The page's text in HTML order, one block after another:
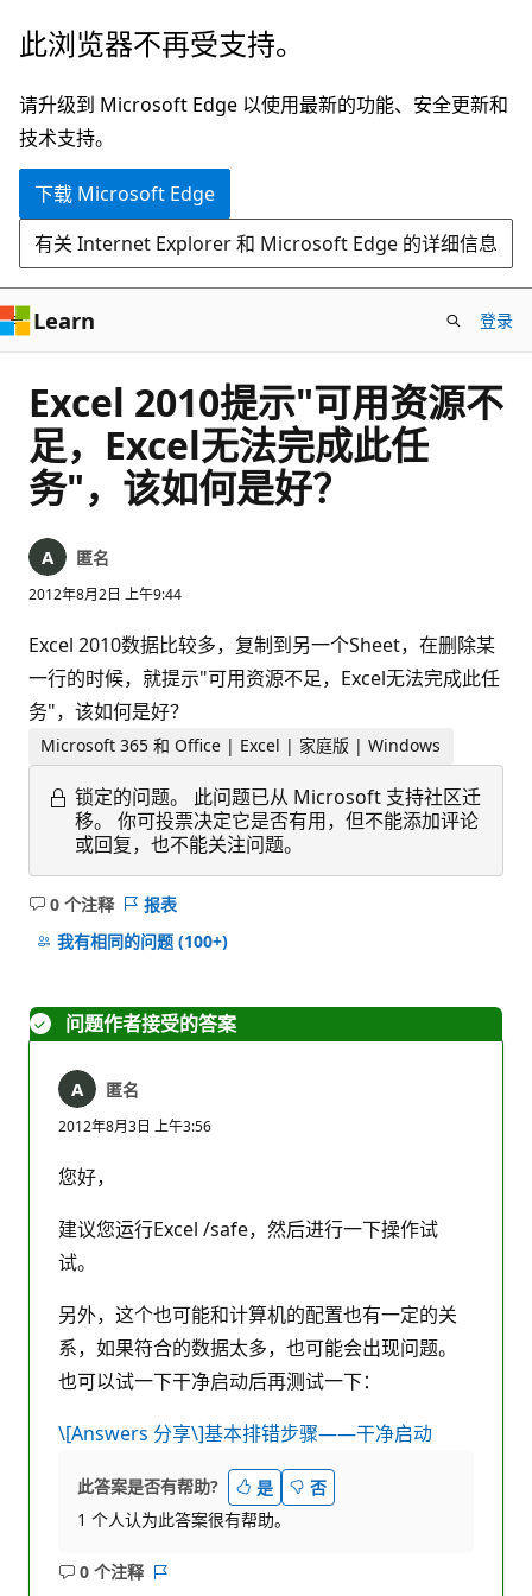
跳
主
要
内
此浏览器不再受支持。
请升级到 Microsoft Edge 以使用最新的功能、安全更新和
技术支持。
下载 Microsoft Edge
有关 Internet Explorer 和 Microsoft Edge 的详细信息
Learn 登录
Excel 2010提示"可用资源不
足，Excel无法完成此任
务"，该如何是好？
匿名
2012年8月2日 上午9:44
Excel 2010数据比较多，复制到另一个Sheet，在删除某
一行的时候，就提示"可用资源不足，Excel无法完成此任
务"，该如何是好？
Microsoft 365 和 Office | Excel | 家庭版 | Windows
锁定的问题。
此问题已从 Microsoft 支持社区迁
移。 你可投票决定它是否有用，但不能添加评论
或回复，也不能关注问题。
0 个注释
无
注
报表
我有相同的问题 (100+)
问题作者接受的答案
匿名
2012年8月3日 上午3:56
您好，
建议您运行Excel /safe，然后进行一下操作试
试。
另外，这个也可能和计算机的配置也有一定的关
系，如果符合的数据太多，也可能会出现问题。
也可以试一下干净启动后再测试一下：
\[Answers 分享\]基本排错步骤——干净启动
此答案是否有帮助? 是
否
1 个人认为此答案很有帮助。
0 个注释
无